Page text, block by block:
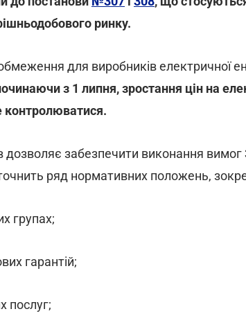
ринку.
для виробників електричної
з 1 липня, зростання цін на
контролюватися.
дозволяє забезпечити виконання вимог
ряд нормативних положень,
групах;
гарантій;
послуг;